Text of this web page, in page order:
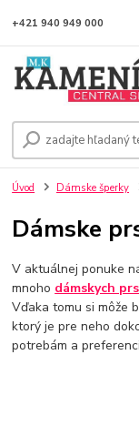
+421 940 949 000
Úvod Dámske šperky
Dámske
V aktuálnej ponuke
mnoho dámskych
Vďaka tomu si môže
ktorý je pre neho
potrebám a